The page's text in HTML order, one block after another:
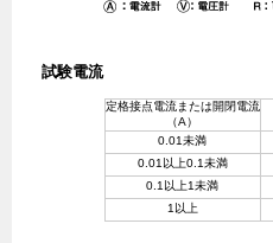
試験電流
定格接点電流または開閉電流
（A）
0.01未満
0.01以上0.1未満
0.1以上1未満
1以上